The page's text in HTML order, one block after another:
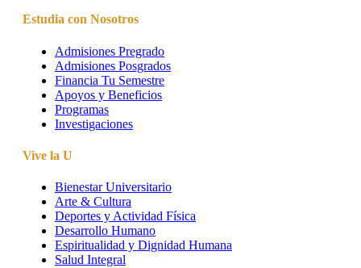
Estudia con Nosotros
Admisiones Pregrado
Admisiones Posgrados
Financia Tu Semestre
Apoyos y Beneficios
Programas
Investigaciones
Vive la U
Bienestar Universitario
Arte & Cultura
Deportes y Actividad Física
Desarrollo Humano
Espiritualidad y Dignidad Humana
Salud Integral